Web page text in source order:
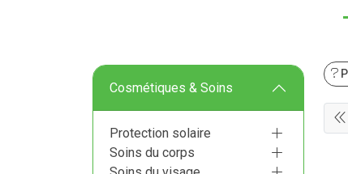
Cosmétiques & Soins
Protection solaire
Soins du corps